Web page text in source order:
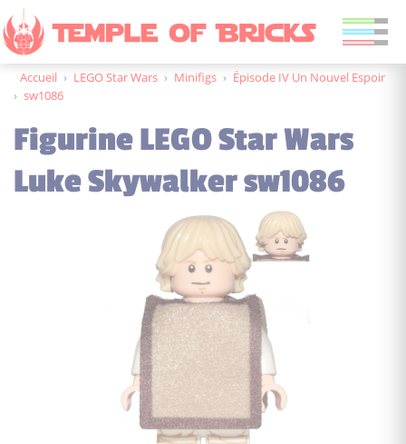
Accueil › LEGO Star Wars › Minifigs › Épisode IV Un Nouvel Espoir
› sw1086
Figurine LEGO Star Wars
Luke Skywalker sw1086